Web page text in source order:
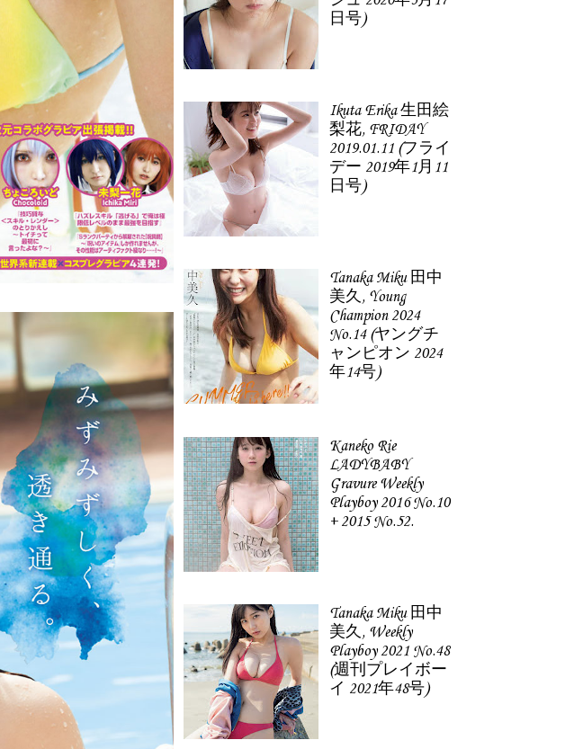
日号)
Ikuta Erika 生田絵
梨花, FRIDAY
2019.01.11 (フライ
デー 2019年1月11
日号)
Tanaka Miku 田中
美久, Young
Champion 2024
No.14 (ヤングチ
ャンピオン 2024
年14号)
Kaneko Rie
LADYBABY
Gravure Weekly
Playboy 2016 No.10
+ 2015 No.52.
Tanaka Miku 田中
美久, Weekly
Playboy 2021 No.48
(週刊プレイボー
イ 2021年48号)